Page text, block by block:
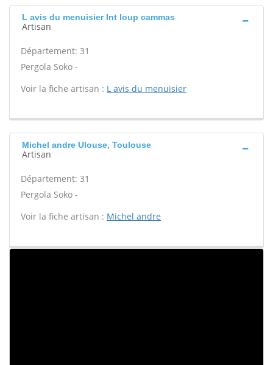
L avis du menuisier Int loup cammas
Artisan
Département: 31
Pergola Soko -
Voir la fiche artisan : L avis du menuisier
Michel andre Ulouse, Toulouse
Artisan
Département: 31
Pergola Soko -
Voir la fiche artisan : Michel andre